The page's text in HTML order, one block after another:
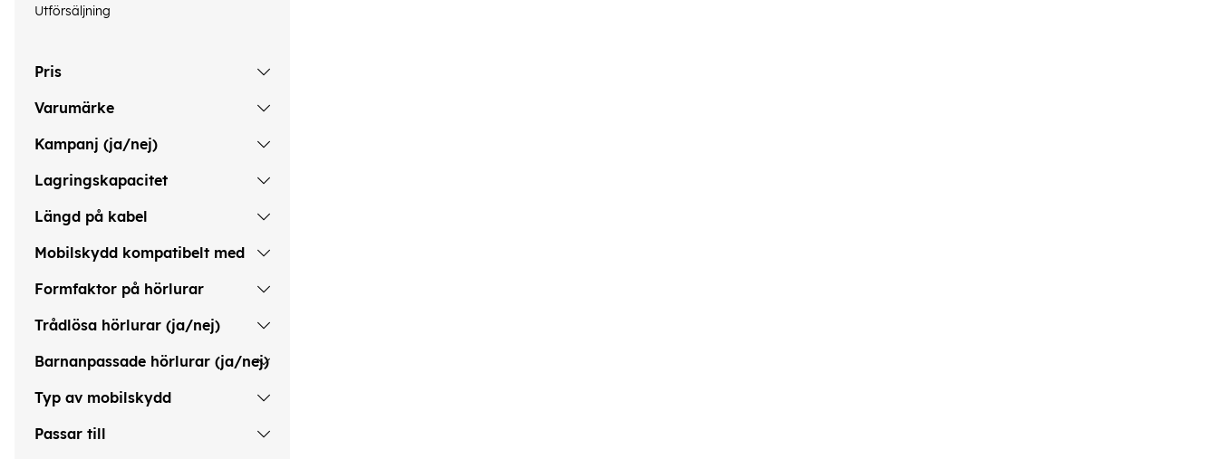
Utförsäljning
Pris
Varumärke
Kampanj (ja/nej)
Lagringskapacitet
Längd på kabel
Mobilskydd kompatibelt med
Formfaktor på hörlurar
Trådlösa hörlurar (ja/nej)
Barnanpassade hörlurar (ja/nej)
Typ av mobilskydd
Passar till